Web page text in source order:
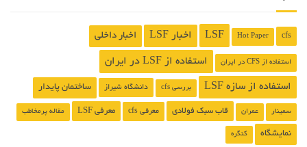
cfs
Hot Paper
LSF اخبار LSF اخبار داخلی
استفاده از CFS در ایران استفاده از LSF در ایران
استفاده از سازه LSF بررسی cfs دانشگاه شیراز ساختمان پایدار
سمینار عمران قاب سبک فولادی معرفی cfs معرفی LSF مقاله پرمخاطب
نمایشگاه کنگره